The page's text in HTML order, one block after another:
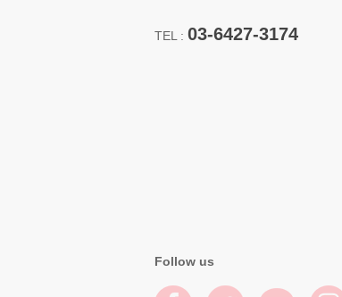
TEL : 03-6427-3174
Follow us